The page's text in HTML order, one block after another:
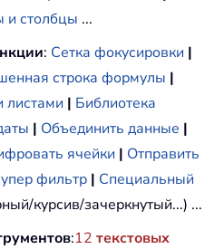
и столбцы ...
: Сетка фокусировки |
строка формулы |
листами | Библиотека
| Объединить данные |
ячейки | Отправить
фильтр | Специальный
курсив/зачеркнутый...) ...
:12 текстовых